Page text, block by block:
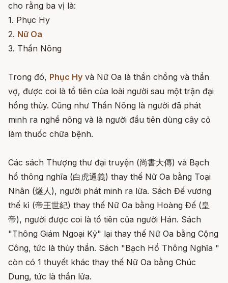
cho rằng ba vị là:
1. Phục Hy
2. Nữ Oa
3. Thần Nông
Trong đó, Phục Hy và Nữ Oa là thần chồng và thần
vợ, được coi là tổ tiên của loài người sau một trận đại
hồng thủy. Cũng như Thần Nông là người đã phát
minh ra nghề nông và là người đầu tiên dùng cây cỏ
làm thuốc chữa bệnh.
Các sách Thượng thư đại truyện (尚書大傳) và Bạch
hổ thông nghĩa (白虎通義) thay thế Nữ Oa bằng Toại
Nhân (燧人), người phát minh ra lửa. Sách Đế vương
thế kỉ (帝王世紀) thay thế Nữ Oa bằng Hoàng Đế (皇
帝), người được coi là tổ tiên của người Hán. Sách
"Thông Giám Ngoại Kỷ" lại thay thế Nữ Oa bằng Cộng
Công, tức là thủy thần. Sách "Bạch Hổ Thông Nghĩa "
còn có 1 thuyết khác thay thế Nữ Oa bằng Chúc
Dung, tức là thần lửa.